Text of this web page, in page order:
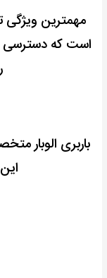
مهمترین ویژگی
استکه دسترسی
باربری الوبار